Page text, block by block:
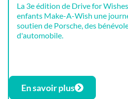
La 3e édition de Drive for
enfants Make-A-Wish une
soutien de Porsche, des
d'automobile.
En savoir plus